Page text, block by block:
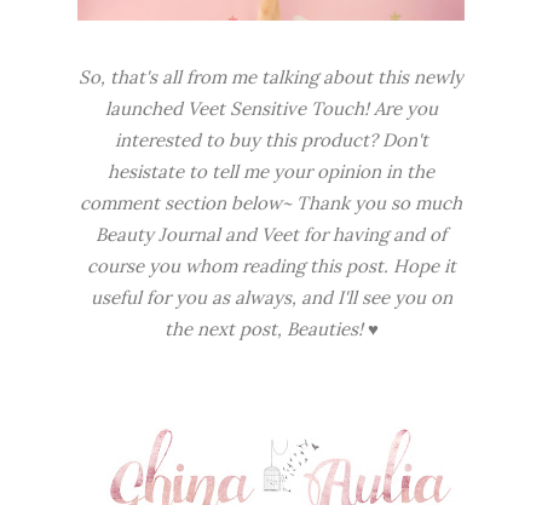
So, that's all from me talking about this newly
launched Veet Sensitive Touch! Are you
interested to buy this product? Don't
hesistate to tell me your opinion in the
comment section below~ Thank you so much
Beauty Journal and Veet for having and of
course you whom reading this post. Hope it
useful for you as always, and I'll see you on
the next post, Beauties! ♥